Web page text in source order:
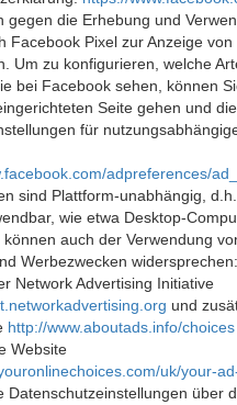
gegen die Erhebung und
Facebook Pixel zur Anzeige
Um zu konfigurieren, welche
bei Facebook sehen, können
Seite gehen und
für
adpreferences/
sind Plattform-unabhängig,
wie etwa Desktop-
auch der Verwendung
Werbezwecken
Network Advertising Initiative
und
http://www.aboutads.info/choices
Website
uk/your-
Datenschutzeinstellungen über